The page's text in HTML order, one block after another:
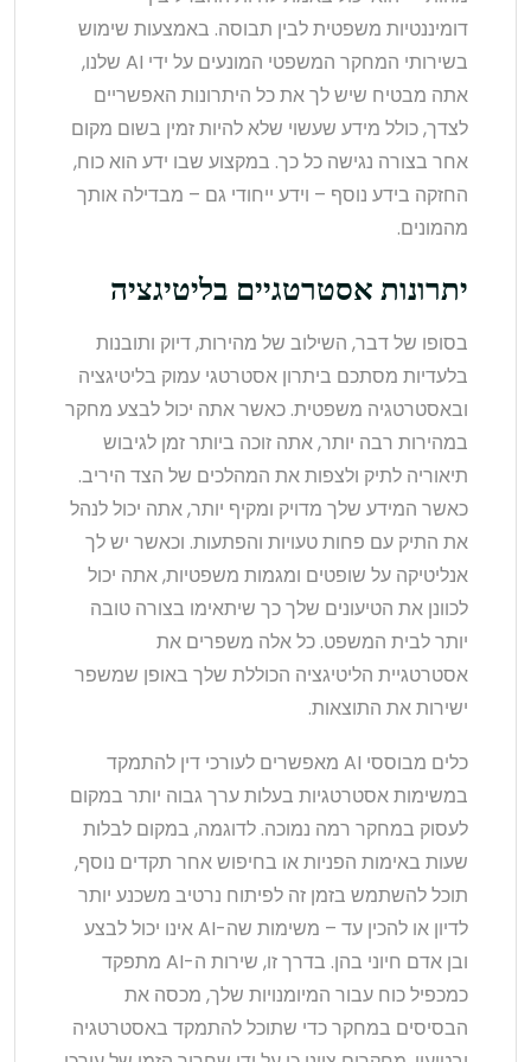
דומיננטיות משפטית לבין תבוסה. באמצעות שימוש
בשירותי המחקר המשפטי המונעים על ידי AI שלנו,
אתה מבטיח שיש לך את כל היתרונות האפשריים
לצדך, כולל מידע שעשוי שלא להיות זמין בשום מקום
אחר בצורה נגישה כל כך. במקצוע שבו ידע הוא כוח,
החזקה בידע נוסף – וידע ייחודי גם – מבדילה אותך
מהמונים.
יתרונות אסטרטגיים בליטיגציה
בסופו של דבר, השילוב של מהירות, דיוק ותובנות
בלעדיות מסתכם ביתרון אסטרטגי עמוק בליטיגציה
ובאסטרטגיה משפטית. כאשר אתה יכול לבצע מחקר
במהירות רבה יותר, אתה זוכה ביותר זמן לגיבוש
תיאוריה לתיק ולצפות את המהלכים של הצד היריב.
כאשר המידע שלך מדויק ומקיף יותר, אתה יכול לנהל
את התיק עם פחות טעויות והפתעות. וכאשר יש לך
אנליטיקה על שופטים ומגמות משפטיות, אתה יכול
לכוונן את הטיעונים שלך כך שיתאימו בצורה טובה
יותר לבית המשפט. כל אלה משפרים את
אסטרטגיית הליטיגציה הכוללת שלך באופן שמשפר
ישירות את התוצאות.
כלים מבוססי AI מאפשרים לעורכי דין להתמקד
במשימות אסטרטגיות בעלות ערך גבוה יותר במקום
לעסוק במחקר רמה נמוכה. לדוגמה, במקום לבלות
שעות באימות הפניות או בחיפוש אחר תקדים נוסף,
תוכל להשתמש בזמן זה לפיתוח נרטיב משכנע יותר
לדיון או להכין עד – משימות שה-AI אינו יכול לבצע
ובן אדם חיוני בהן. בדרך זו, שירות ה-AI מתפקד
כמכפיל כוח עבור המיומנויות שלך, מכסה את
הבסיסים במחקר כדי שתוכל להתמקד באסטרטגיה